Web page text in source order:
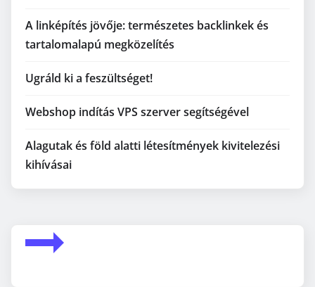
A linképítés jövője: természetes backlinkek és
tartalomalapú megközelítés
Ugráld ki a feszültséget!
Webshop indítás VPS szerver segítségével
Alagutak és föld alatti létesítmények kivitelezési
kihívásai